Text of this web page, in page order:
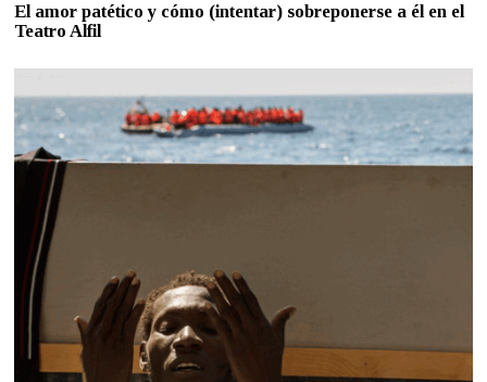
El amor patético y cómo (intentar) sobreponerse a él en el
Teatro Alfil